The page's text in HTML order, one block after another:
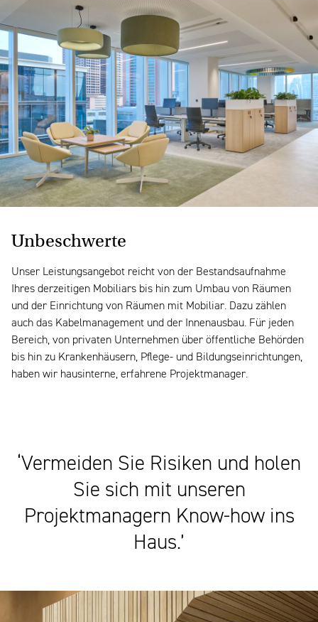
Unbeschwerte
Unser Leistungsangebot reicht von der Bestandsaufnahme
Ihres derzeitigen Mobiliars bis hin zum Umbau von Räumen
und der Einrichtung von Räumen mit Mobiliar. Dazu zählen
auch das Kabelmanagement und der Innenausbau. Für jeden
Bereich, von privaten Unternehmen über öffentliche Behörden
bis hin zu Krankenhäusern, Pflege- und Bildungseinrichtungen,
haben wir hausinterne, erfahrene Projektmanager.
‘Vermeiden Sie Risiken und holen
Sie sich mit unseren
Projektmanagern Know-how ins
Haus.’